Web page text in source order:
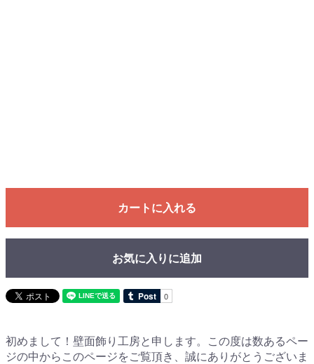
カートに入れる
お気に入りに追加
初めまして！壁面飾り工房と申します。この度は数あるペー
ジの中からこのページをご覧頂き、誠にありがとうございま